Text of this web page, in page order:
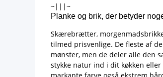
~|||~
Planke og brik, der betyder
Skærebrætter,
tilmed prisvenlige. De fleste af
mønster, men de deler alle den
stykke natur ind i dit køkken